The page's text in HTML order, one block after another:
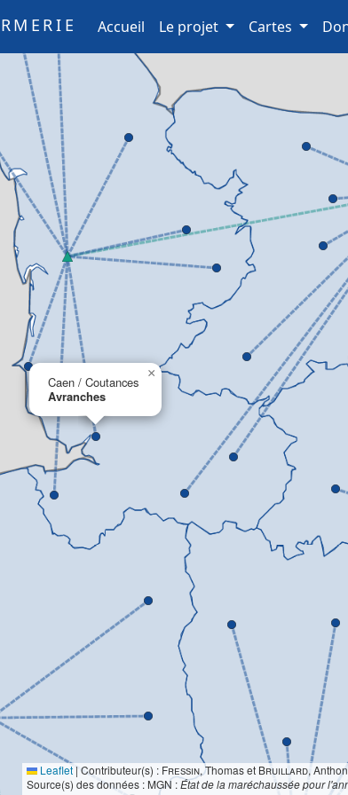
Accueil (current)
Le projet Cartes
Caen / Coutances
Avranches
×
Leaflet | Contributeur(s) : Fressin, Thomas et Bruillard,
Source(s) des données : MGN :État de la maréchaussée pour